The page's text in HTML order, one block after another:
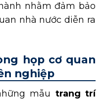
nhằm đảm bảo
nhà nước diễn ra
họp cơ quan
nghiệp
mẫu trang trí